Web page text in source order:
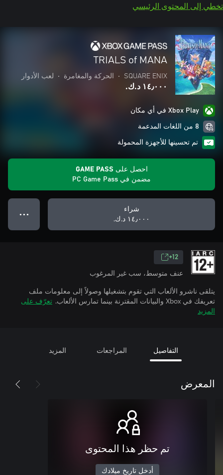
تخطي إلى المحتوى الرئيسي
TRIALS of MANA
SQUARE ENIX
• الحركة والمغامرة • لعب الأدوار
١٤٫٠٠٠ د.ك.‏
Xbox Play في أي مكان
8 من اللغات المدعمة
تم تحسينها للأجهزة المحمولة
احصل على GAME PASS
مضمن في PC Game Pass
شراء
١٤٫٠٠٠ د.ك.‏
● ● ●
12+
عنف متوسط، سب غير المرغوب
يتلقى ناشرو الألعاب التي تقوم بتشغيلها وصولاً إلى معلومات ملف
تعريفك في Xbox والبيانات المقترنة بينما تمارس الألعاب.
تعرّف على
المزيد
التفاصيل المراجعات المزيد
المعرض
تم حظر هذا المحتوى
أدخل تاريخ ميلادك